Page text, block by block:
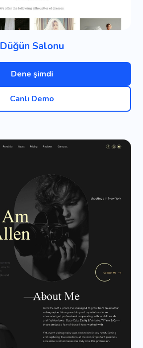
Düğün Salonu
Dene şimdi
Canlı Demo